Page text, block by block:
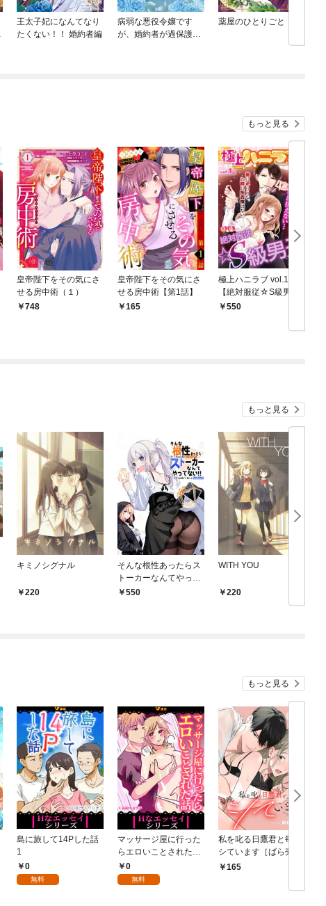
王太子妃になんてなり
たくない！！ 婚約者編
病弱な悪役令嬢です
が、婚約者が過保護す
薬屋のひとりごと
もっと見る
皇帝陛下をその気にさ
せる房中術（１）
748
皇帝陛下をその気にさ
せる房中術【第1話】
165
極上ハニラブ vol.1
【絶対服従☆S級男
子】550
もっと見る
キミノシグナル
220
そんな根性あったらス
トーカーなんてやって
ない！
550
WITH YOU
220
もっと見る
島に旅して14Pした話
1
0
無料
マッサージ屋に行った
らエロいことされた話
1 0
無料
私を叱る日鷹君と毎晩
シています［ばら売
り］ 第1話
165